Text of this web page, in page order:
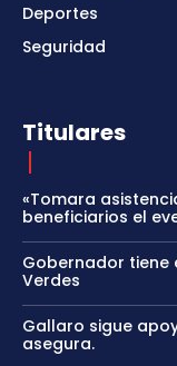
Deportes
Seguridad
Titulares
«Tomara
beneficiarios el
Gobernador tiene
Verdes
Gallaro sigue
asegura.